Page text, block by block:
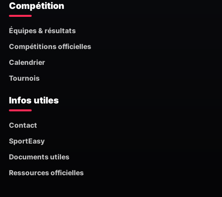
Compétition
Équipes & résultats
Compétitions officielles
Calendrier
Tournois
Infos utiles
Contact
SportEasy
Documents utiles
Ressources officielles